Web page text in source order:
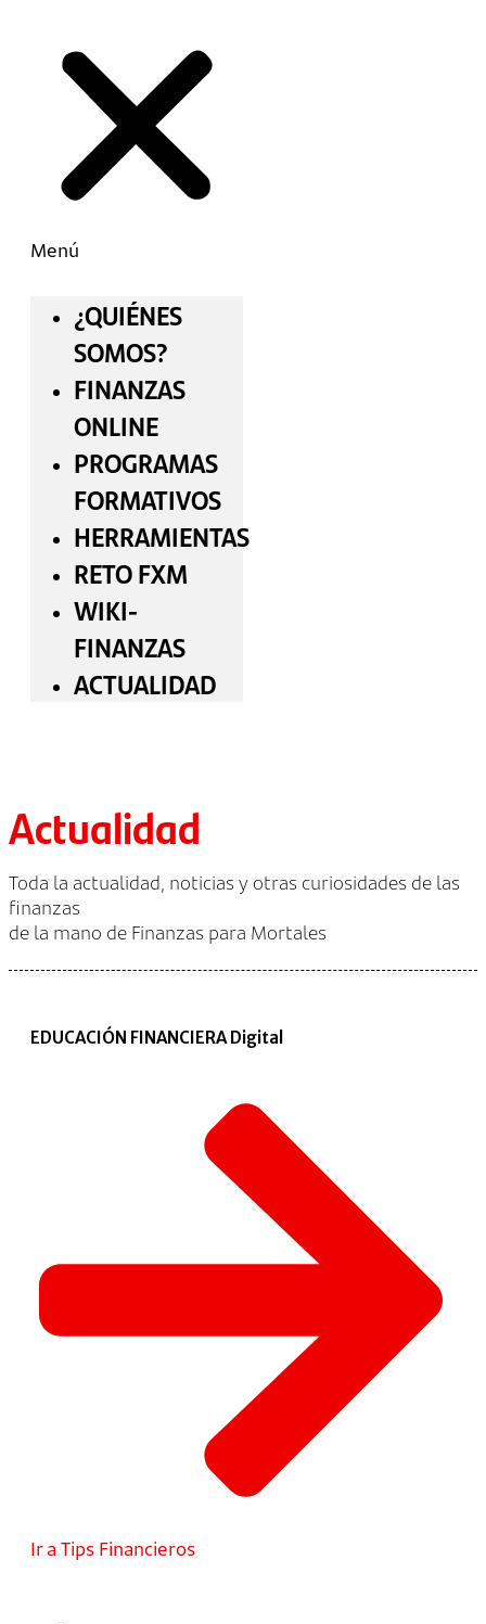
Menú
¿QUIÉNES
SOMOS?
FINANZAS
ONLINE
PROGRAMAS
FORMATIVOS
HERRAMIENTAS
RETO FXM
WIKI-
FINANZAS
ACTUALIDAD
Actualidad
Toda la actualidad, noticias y otras curiosidades de las
finanzas
de la mano de Finanzas para Mortales
EDUCACIÓN FINANCIERA Digital
Ir a Tips Financieros